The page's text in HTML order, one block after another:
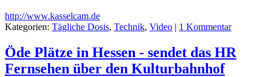
http://www.kasselcam.de
Kategorien: Tägliche Dosis, Technik, Video | 1 Kommentar
Öde Plätze in Hessen - sendet das HR
Fernsehen über den Kulturbahnhof